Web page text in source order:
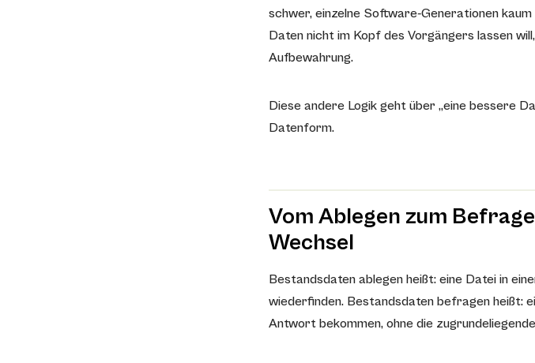
schwer, einzelne Software-Generationen
Daten nicht im Kopf des Vorgängers lassen
Aufbewahrung.
Diese andere Logik geht über „eine bessere
Datenform.
Vom Ablegen zum
Wechsel
Bestandsdaten ablegen heißt: eine Datei in
wiederfinden. Bestandsdaten befragen heißt:
Antwort bekommen, ohne die